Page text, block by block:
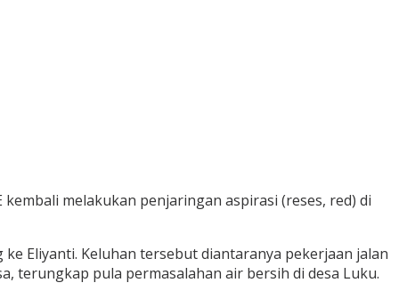
melakukan penjaringan aspirasi (reses, red) di
Eliyanti. Keluhan tersebut diantaranya pekerjaan jalan
terungkap pula permasalahan air bersih di desa Luku.